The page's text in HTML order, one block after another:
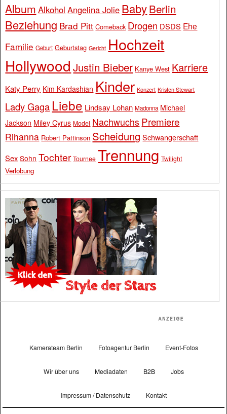
Album Alkohol Angelina Jolie BabyBerlin
Beziehung Brad Pitt Comeback Drogen DSDS Ehe
Familie Geburt Geburtstag Gericht Hochzeit
Hollywood Justin Bieber Kanye West Karriere
Katy Perry Kim Kardashian Kinder Konzert Kristen Stewart
Lady Gaga Liebe Lindsay Lohan Madonna Michael
Jackson Miley Cyrus Model Nachwuchs Premiere
Rihanna Robert Pattinson Scheidung Schwangerschaft
Sex Sohn Tochter Tournee Trennung Twilight
Verlobung
Kamerateam Berlin Fotoagentur Berlin Event-Fotos
Wir über uns Mediadaten B2B Jobs
Impressum / Datenschutz Kontakt